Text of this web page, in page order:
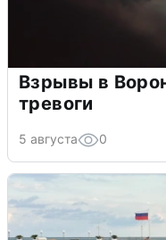
Взрывы в
тревоги
5 августа 0